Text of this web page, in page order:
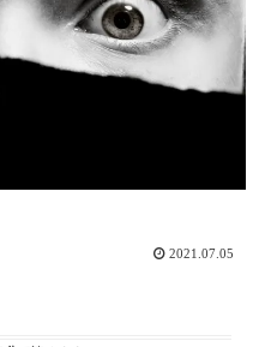
2021.07.05